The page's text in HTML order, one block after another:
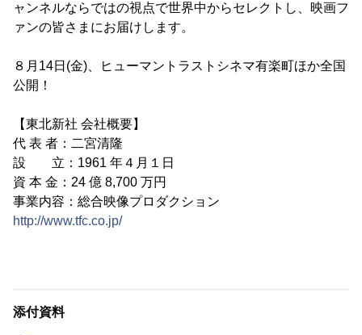
ャンネルならではの視点で世界中からセレクトし、映画フ
ァンの皆さまにお届けします。
８月14日(金)、ヒューマントラストシネマ有楽町ほか全国
公開！
【東北新社 会社概要】
代 表 者：二宮清隆
設 立：1961 年４月１日
資 本 金：24 億 8,700 万円
事業内容：総合映像プロダクション
http://www.tfc.co.jp/
添付資料